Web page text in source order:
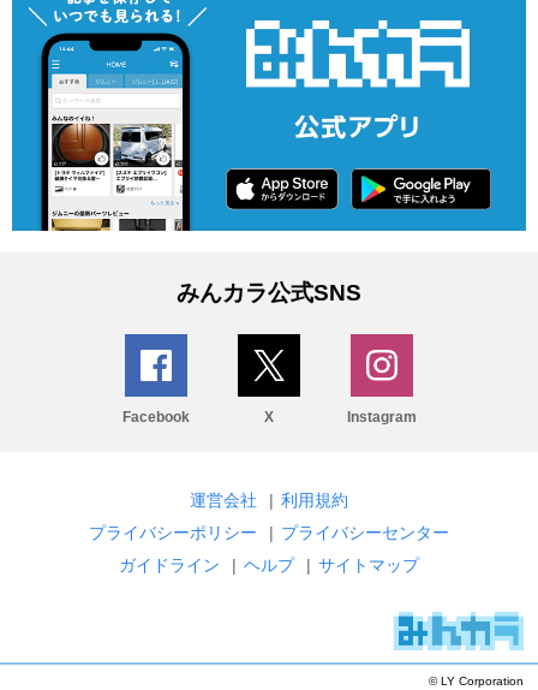
みんカラ公式SNS
Facebook X Instagram
運営会社 | 利用規約
プライバシーポリシー
| プライバシーセンター
ガイドライン
| ヘルプ | サイトマップ
© LY Corporation